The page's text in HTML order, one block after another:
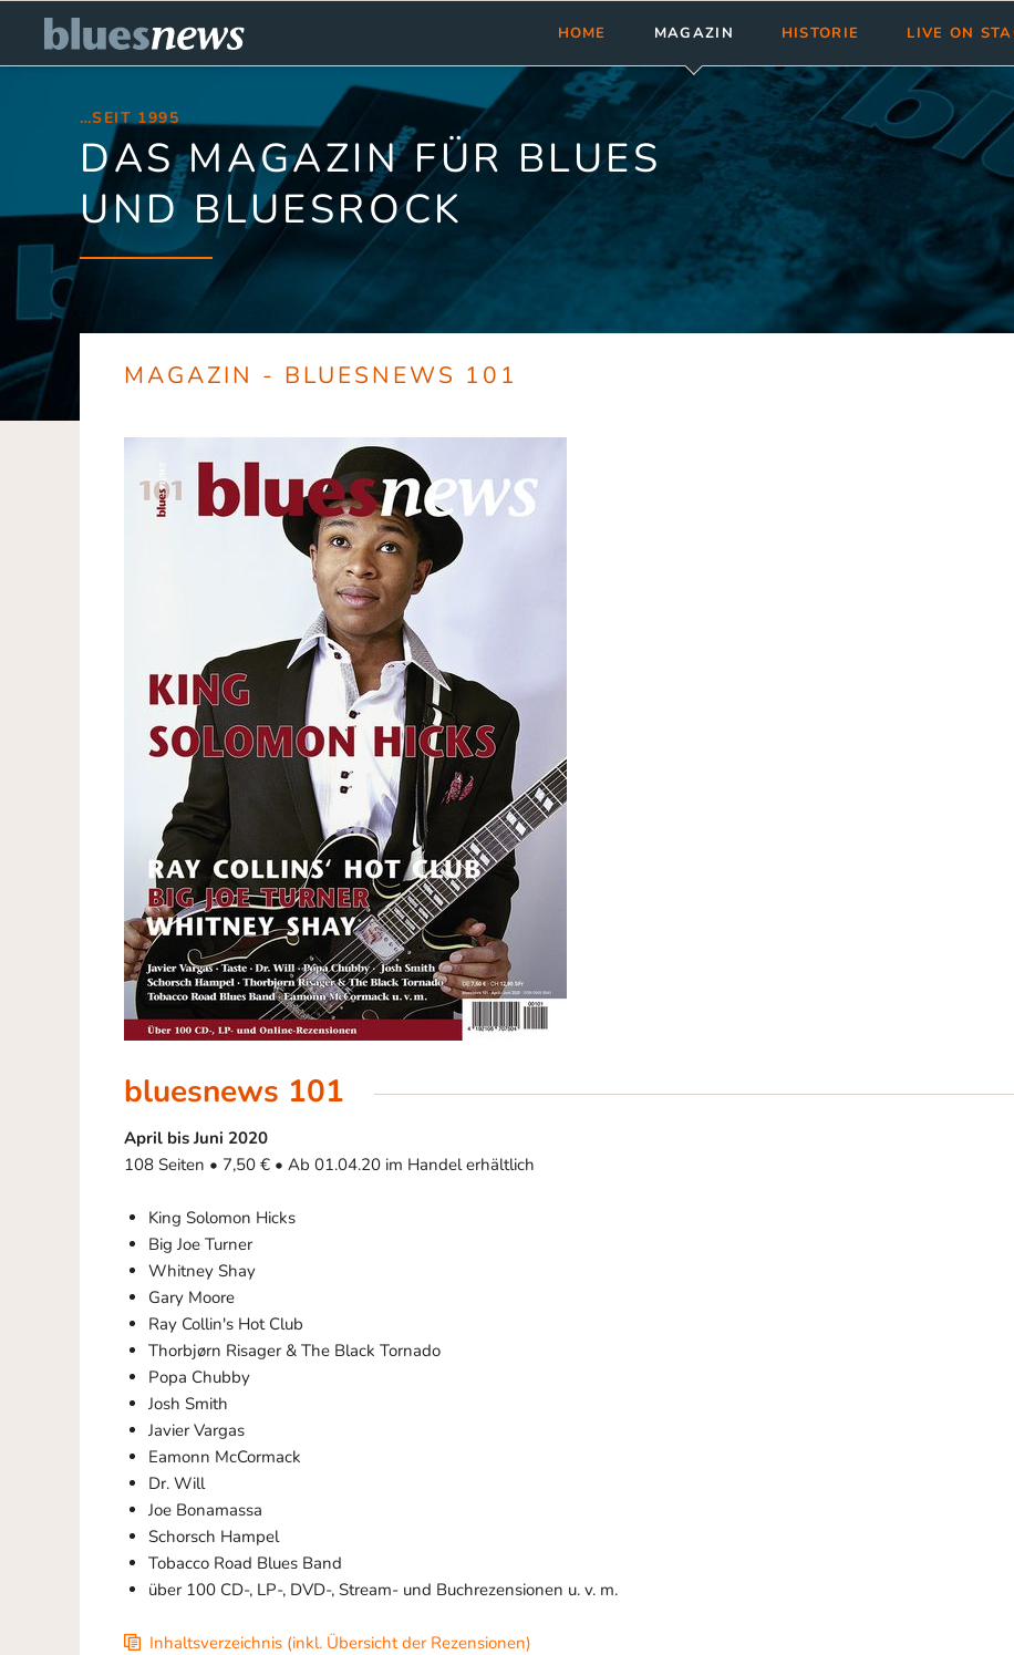
HOME
Meldungen
Rezensionen
MAGAZIN
Abonnement
Aktuelle Ausgabe
bluesnews ab Nr. 101
bluesnews Nr. 51 - 100
bluesnews Nr. 01 - 50
Leserservice
HISTORIE
bluesnews-Magazin
bluesnews Collection
bluesnewsletter
Blues Guide Germany
LIVE ON
Clubs &
Tourneen
Termine
…SEIT 1995
DAS MAGAZIN FÜR BLUES
UND BLUESROCK
MAGAZIN - BLUESNEWS 101
bluesnews 101
April bis Juni 2020
108 Seiten • 7,50 € • Ab 01.04.20 im Handel erhältlich
King Solomon Hicks
Big Joe Turner
Whitney Shay
Gary Moore
Ray Collin's Hot Club
Thorbjørn Risager & The Black Tornado
Popa Chubby
Josh Smith
Javier Vargas
Eamonn McCormack
Dr. Will
Joe Bonamassa
Schorsch Hampel
Tobacco Road Blues Band
über 100 CD-, LP-, DVD-, Stream- und Buchrezensionen u. v. m.
Inhaltsverzeichnis (inkl. Übersicht der Rezensionen)